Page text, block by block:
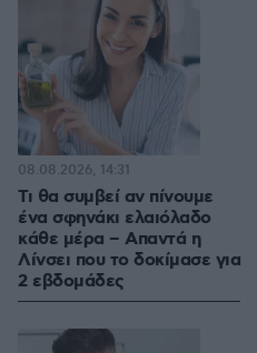
Τι θα συμβεί αν πίνουμε
ένα σφηνάκι ελαιόλαδο
κάθε μέρα – Απαντά η
Λίνσει που το δοκίμασε για
2 εβδομάδες
08.08.2026, 14:31